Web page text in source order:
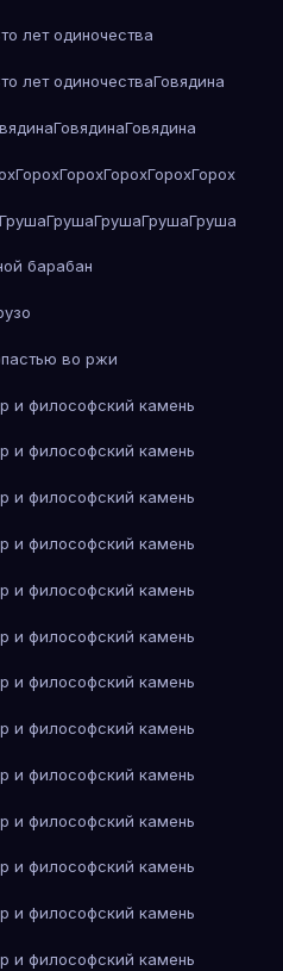
лет одиночества
лет одиночестваГовядина
ГовядинаГовядина
ГорохГорохГорохГорохГорох
ГрушаГрушаГрушаГрушаГруша
барабан
во ржи
и философский камень
и философский камень
и философский камень
и философский камень
и философский камень
и философский камень
и философский камень
и философский камень
и философский камень
и философский камень
и философский камень
и философский камень
и философский камень